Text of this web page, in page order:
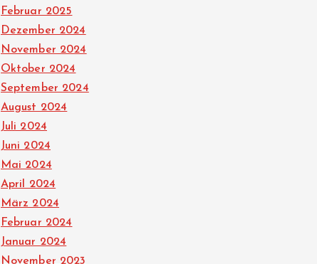
Februar 2025
Dezember 2024
November 2024
Oktober 2024
September 2024
August 2024
Juli 2024
Juni 2024
Mai 2024
April 2024
März 2024
Februar 2024
Januar 2024
November 2023